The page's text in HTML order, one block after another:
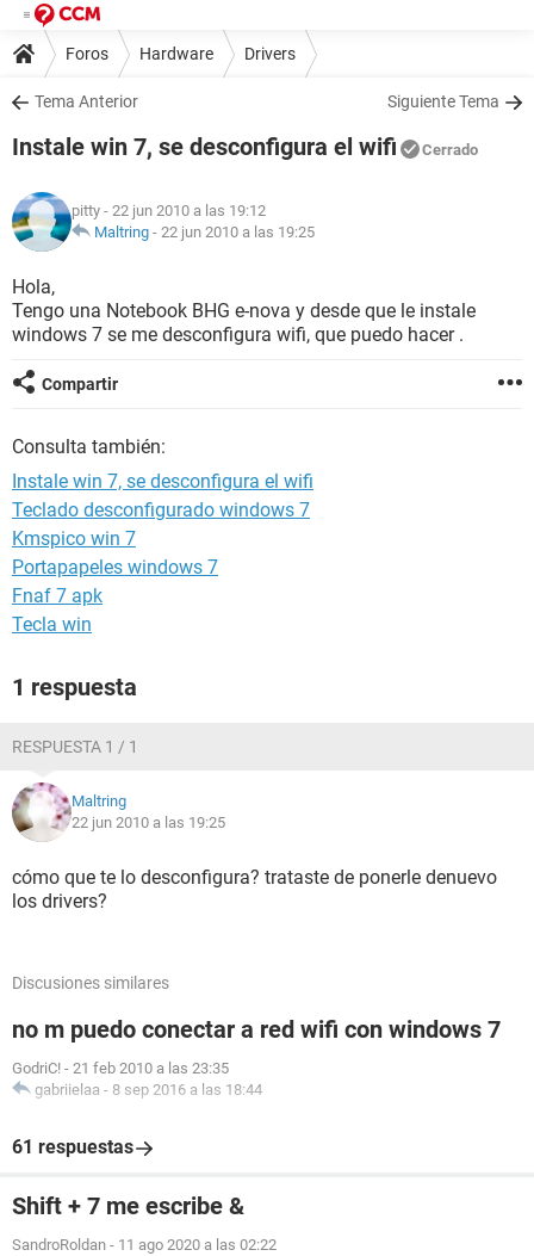
Foros Hardware Drivers
Tema Anterior Siguiente Tema
Instale win 7, se desconfigura el wifi Cerrado
pitty - 22 jun 2010 a las 19:12
Maltring - 22 jun 2010 a las 19:25
Hola,
Tengo una Notebook BHG e-nova y desde que le instale
windows 7 se me desconfigura wifi, que puedo hacer .
Compartir
Consulta también:
Instale win 7, se desconfigura el wifi
Teclado desconfigurado windows 7
Kmspico win 7
Portapapeles windows 7
Fnaf 7 apk
Tecla win
1 respuesta
RESPUESTA 1 / 1
Maltring
22 jun 2010 a las 19:25
cómo que te lo desconfigura? trataste de ponerle denuevo
los drivers?
Discusiones similares
no m puedo conectar a red wifi con windows 7
GodriC! - 21 feb 2010 a las 23:35
gabriielaa - 8 sep 2016 a las 18:44
61 respuestas
Shift + 7 me escribe &
SandroRoldan - 11 ago 2020 a las 02:22